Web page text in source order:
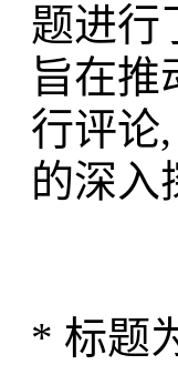
题进行
旨在推
行评论
的深入
* 标题